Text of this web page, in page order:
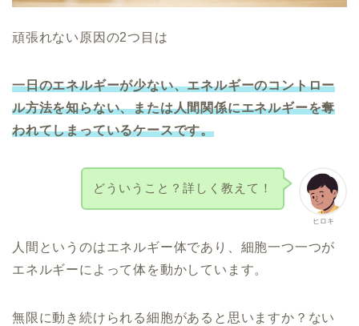
頑張れない原因の2つ目は
一日のエネルギーが少ない、エネルギーのコントロー
ル方法を知らない、または人間関係にエネルギーを奪
われてしまっているケースです。
ヒロキ
どういうこと？詳しく教えて！
人間というのはエネルギー体であり、細胞一つ一つが
エネルギーによって体を動かしています。
無限に動き続けられる細胞があると思いますか？ない